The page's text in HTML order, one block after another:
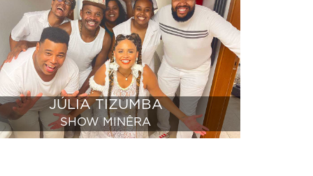
JÚLIA TIZUMBA
SHOW MINÊRA